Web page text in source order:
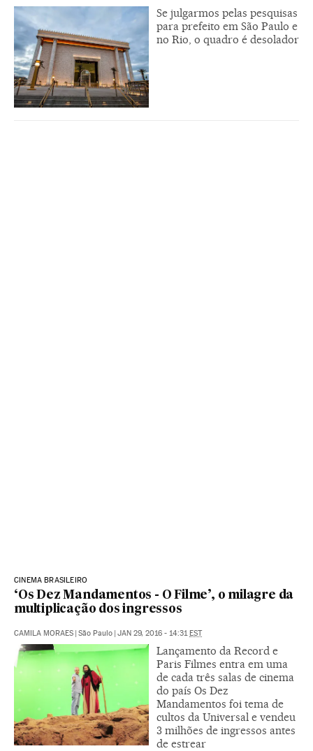
Se julgarmos pelas pesquisas
para prefeito em São Paulo e
no Rio, o quadro é desolador
CINEMA BRASILEIRO
‘Os Dez Mandamentos - O Filme’, o milagre da
multiplicação dos ingressos
CAMILA MORAES | São Paulo | JAN 29, 2016 - 14:31EST
Lançamento da Record e
Paris Filmes entra em uma
de cada três salas de cinema
do país Os Dez
Mandamentos foi tema de
cultos da Universal e vendeu
3 milhões de ingressos antes
de estrear